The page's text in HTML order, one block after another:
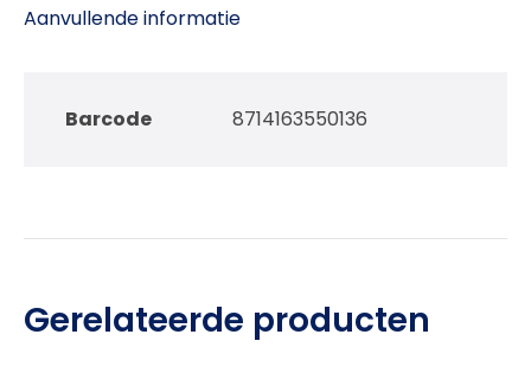
Aanvullende informatie
Barcode 8714163550136
Gerelateerde producten